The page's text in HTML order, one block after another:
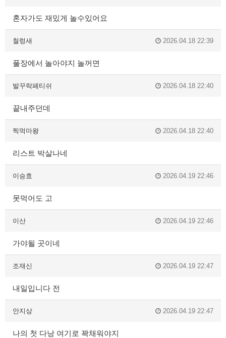
혼자가도 재밌게 놀수있어요
철렁새 2026.04.18 22:39
풀장에서 놀아야지 놀꺼면
발꾸락페티쉬 2026.04.18 22:40
끝내주던데
찍먹마왕 2026.04.18 22:40
리스트 박살나네
이승효 2026.04.19 22:46
못먹어도 고
이산 2026.04.19 22:46
가야될 곳이네
조재신 2026.04.19 22:47
내일입니다 전
안지상 2026.04.19 22:47
나의 첫 다낭 여기로 꽉채워야지